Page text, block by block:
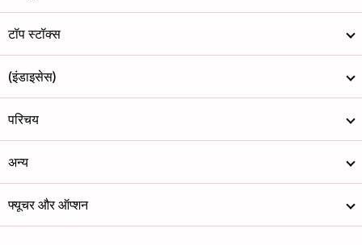
टॉप स्टॉक्स
(इंडाइसेस)
परिचय
अन्य
फ्यूचर और ऑप्शन